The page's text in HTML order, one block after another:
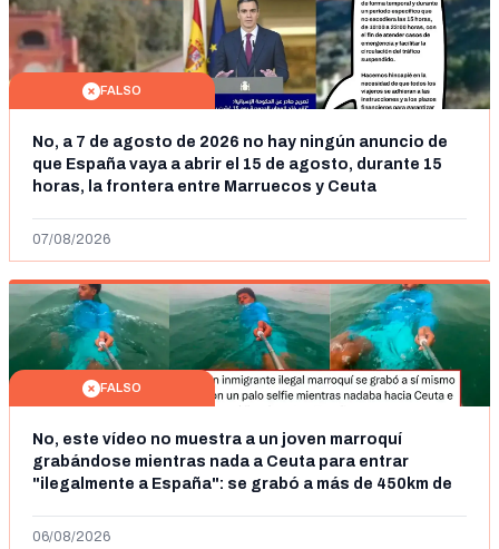
FALSO
No, a 7 de agosto de 2026 no hay ningún anuncio de
que España vaya a abrir el 15 de agosto, durante 15
horas, la frontera entre Marruecos y Ceuta
07/08/2026
FALSO
No, este vídeo no muestra a un joven marroquí
grabándose mientras nada a Ceuta para entrar
"ilegalmente a España": se grabó a más de 450km de
06/08/2026